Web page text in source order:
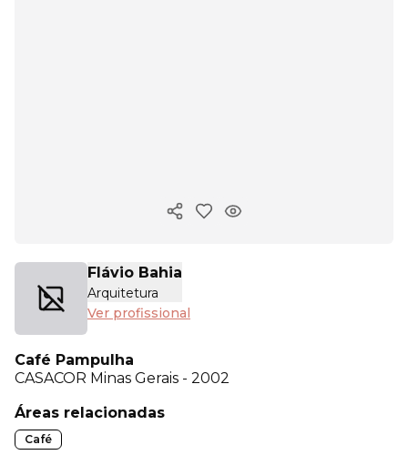
Copiar link
Flávio Bahia
Arquitetura
Ver profissional
Café Pampulha
CASACOR Minas Gerais - 2002
Áreas relacionadas
Café